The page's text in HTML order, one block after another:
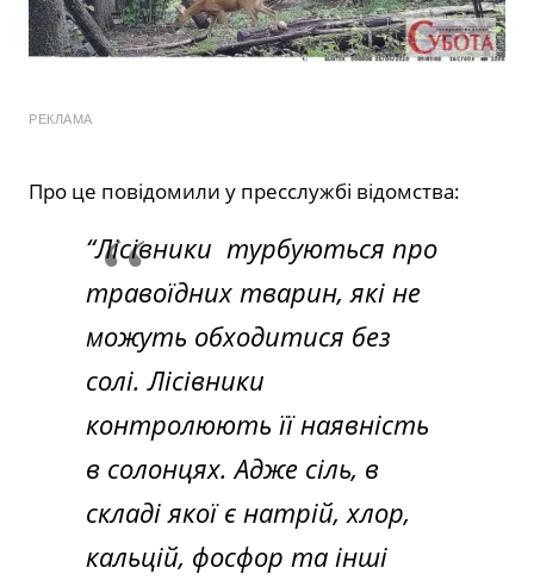
РЕКЛАМА
Про це повідомили у пресслужбі відомства:
“Лісівники турбуються про
травоїдних тварин, які не
можуть обходитися без
солі. Лісівники
контролюють її наявність
в солонцях. Адже сіль, в
складі якої є натрій, хлор,
кальцій, фосфор та інші